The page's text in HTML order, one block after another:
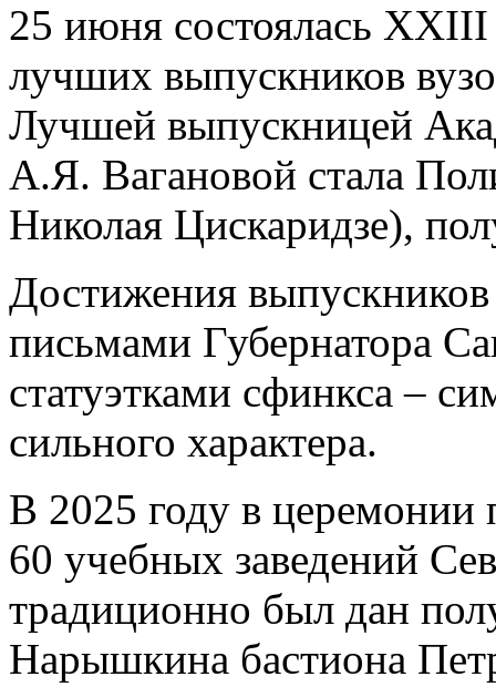
25 июня состоялась
лучших выпускников
Лучшей выпускницей
А.Я. Вагановой стала
Николая Цискаридзе),
Достижения
письмами Губернатора
статуэтками сфинкса –
сильного характера.
В 2025 году в церемонии
60 учебных заведений
традиционно был дан
Нарышкина бастиона